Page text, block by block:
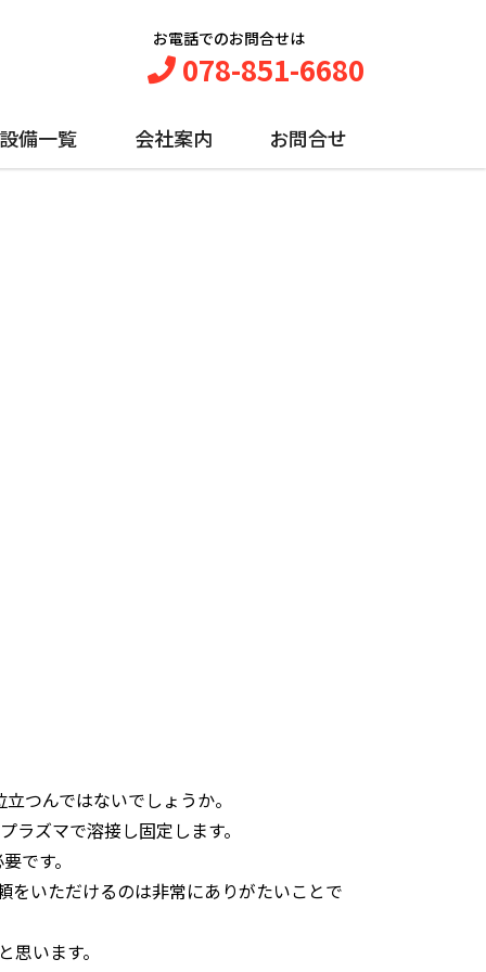
お電話でのお問合せは
078-851-6680
設備一覧 会社案内 お問合せ
つんではないでしょうか。
ズマで溶接し固定します。
です。
をいただけるのは非常にありがたいことで
います。